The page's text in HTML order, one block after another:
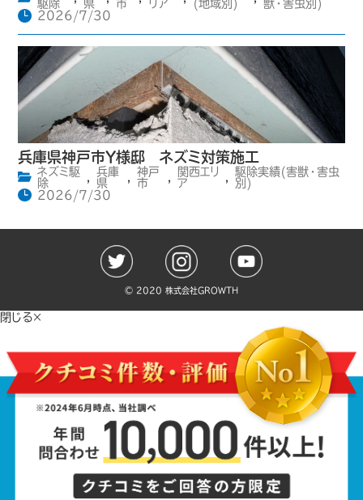
駆除
県
市
リア
(地域別)
獣・害虫別)
2026/7/30
兵庫県神戸市Y様邸 ネズミ対策施工
ネズミ駆
除
兵庫
県
神戸
市
関西エリ
ア
駆除実績(害獣・害虫
別)
2026/7/30
©️ 2020 株式会社GROWTH
閉じる×